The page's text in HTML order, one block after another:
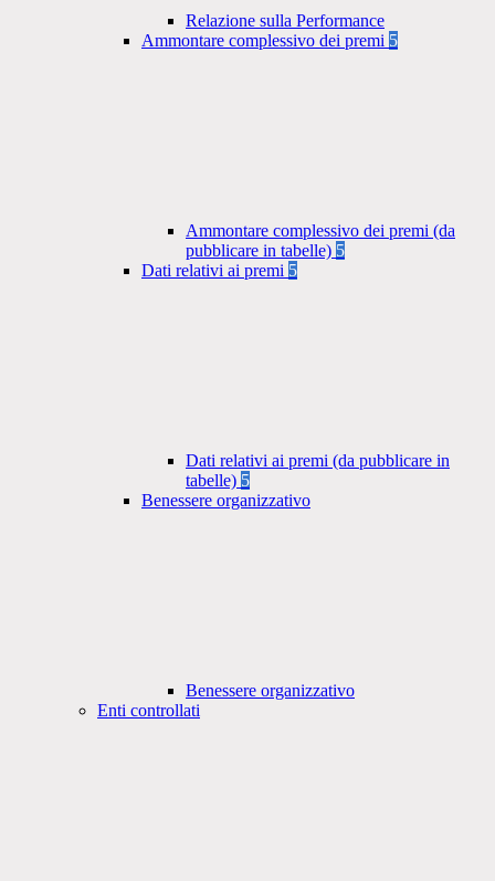
Relazione sulla Performance
Ammontare complessivo dei premi 5
Ammontare complessivo dei premi (da
pubblicare in tabelle) 5
Dati relativi ai premi 5
Dati relativi ai premi (da pubblicare in
tabelle) 5
Benessere organizzativo
Benessere organizzativo
Enti controllati